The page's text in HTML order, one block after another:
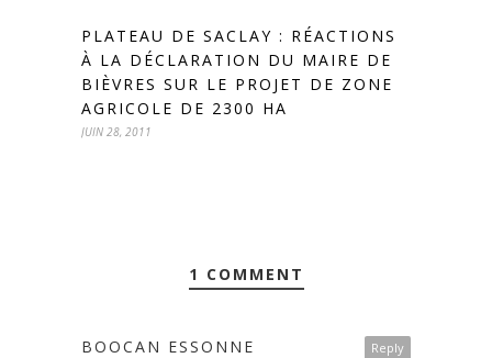
PLATEAU DE SACLAY : RÉACTIONS
À LA DÉCLARATION DU MAIRE DE
BIÈVRES SUR LE PROJET DE ZONE
AGRICOLE DE 2300 HA
JUIN 28, 2011
1 COMMENT
Reply
BOOCAN ESSONNE